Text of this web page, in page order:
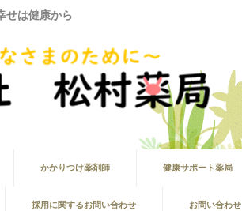
せは健康から
かかりつけ薬剤師 健康サポート薬局
採用に関するお問い合わせ お問い合わせ